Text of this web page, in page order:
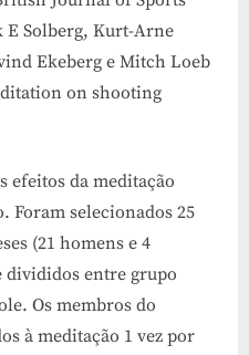
Solberg, Kurt-Arne
Ekeberg e Mitch Loeb
on shooting
efeitos da meditação
Foram selecionados 25
(21 homens e 4
entre grupo
Os membros do
à meditação 1 vez por